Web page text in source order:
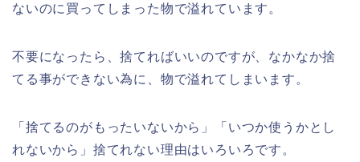
ないのに買ってしまった物で溢れています。
不要になったら、捨てればいいのですが、なかなか捨
てる事ができない為に、物で溢れてしまいます。
「捨てるのがもったいないから」「いつか使うかとし
れないから」捨てれない理由はいろいろです。